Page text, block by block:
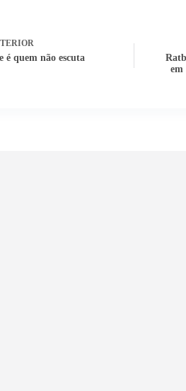
é quem não escuta